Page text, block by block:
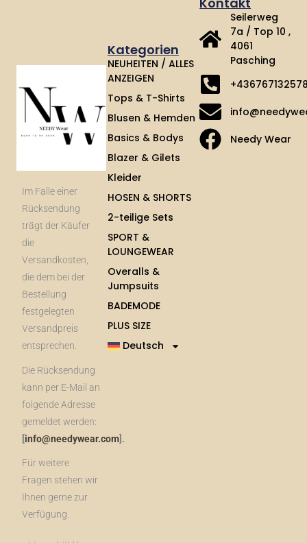
Im Falle einer
Rücksendung
trägt der Käufer
die
Versandkosten,
die dem bei der
Bestellung
festgelegten
Versandpreis
entsprechen.
Die Rücksendung
kann per E-Mail an
folgende Adresse
gemeldet werden:
[info@needywear.com].
Für weitere
Fragen stehen wir
Ihnen gerne zur
Verfügung.
Seilerweg
7a / Top 10 ,
4061
Pasching
Needy Wear
Kategorien
NEUHEITEN / ALLES
ANZEIGEN
Tops & T-Shirts
Blusen & Hemden
Basics & Bodys
Blazer & Gilets
Kleider
HOSEN & SHORTS
2-teilige Sets
SPORT &
LOUNGEWEAR
Overalls &
Jumpsuits
BADEMODE
PLUS SIZE
Deutsch